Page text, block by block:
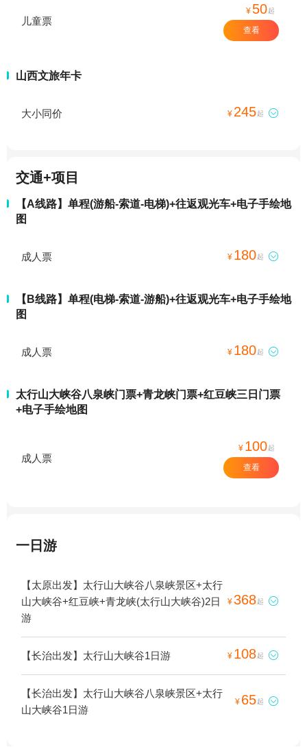
儿童票
¥ 50起
查看
山西文旅年卡
大小同价 ¥ 245起 
交通+项目
【A线路】单程(游船-索道-电梯)+往返观光车+电子手绘地
图
成人票 ¥ 180起 
【B线路】单程(电梯-索道-游船)+往返观光车+电子手绘地
图
成人票 ¥ 180起 
太行山大峡谷八泉峡门票+青龙峡门票+红豆峡三日门票
+电子手绘地图
成人票
¥ 100起
查看
一日游
【太原出发】太行山大峡谷八泉峡景区+太行
山大峡谷+红豆峡+青龙峡(太行山大峡谷)2日
游
¥368起 
【长治出发】太行山大峡谷1日游 ¥ 108起 
【长治出发】太行山大峡谷八泉峡景区+太行
山大峡谷1日游
¥ 65起 